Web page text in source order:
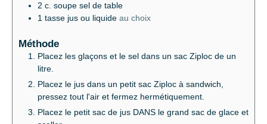
2 c. soupe sel de table
1 tasse jus ou liquide au choix
Méthode
Placez les glaçons et le sel dans un sac Ziploc de un
litre.
Placez le jus dans un petit sac Ziploc à sandwich,
pressez tout l'air et fermez hermétiquement.
Placez le petit sac de jus DANS le grand sac de glace et